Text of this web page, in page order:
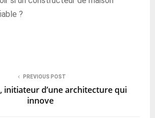
?
PREVIOUS POST
initiateur d’une architecture qui
innove